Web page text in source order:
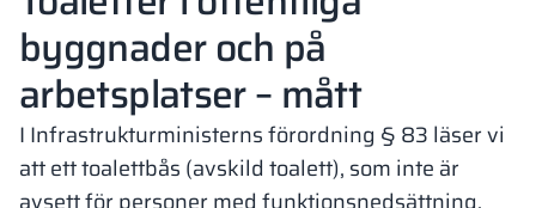
byggnader och på
arbetsplatser – mått
I Infrastrukturministerns förordning § 83 läser vi
att ett toalettbås (avskild toalett), som inte är